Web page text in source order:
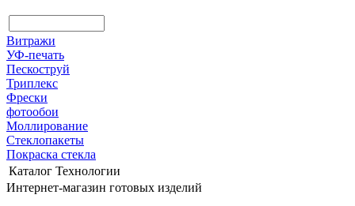
Витражи
УФ-печать
Пескоструй
Триплекс
Фрески
фотообои
Моллирование
Стеклопакеты
Покраска стекла
Каталог Технологии
Интернет-магазин готовых изделий